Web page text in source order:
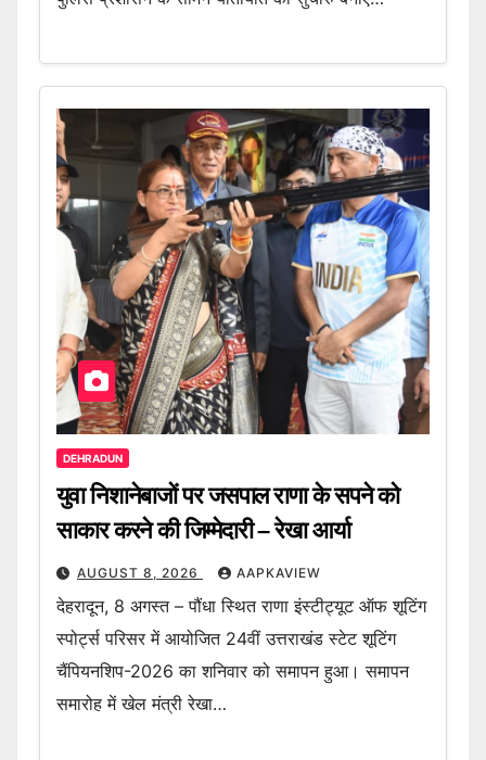
DEHRADUN
युवा निशानेबाजों पर जसपाल राणा के सपने को
साकार करने की जिम्मेदारी – रेखा आर्या
AUGUST 8, 2026 AAPKAVIEW
देहरादून, 8 अगस्त – पौंधा स्थित राणा इंस्टीट्यूट ऑफ शूटिंग
स्पोर्ट्स परिसर में आयोजित 24वीं उत्तराखंड स्टेट शूटिंग
चैंपियनशिप-2026 का शनिवार को समापन हुआ। समापन
समारोह में खेल मंत्री रेखा…